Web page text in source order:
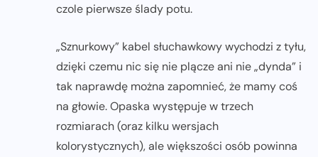
czole pierwsze ślady potu.
„Sznurkowy” kabel słuchawkowy wychodzi z tyłu,
dzięki czemu nic się nie plącze ani nie „dynda” i
tak naprawdę można zapomnieć, że mamy coś
na głowie. Opaska występuje w trzech
rozmiarach (oraz kilku wersjach
kolorystycznych), ale większości osób powinna